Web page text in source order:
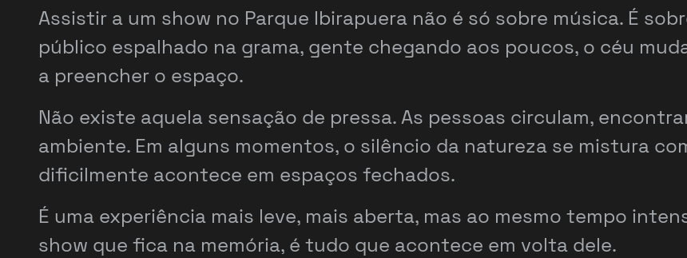
Assistir a um show no Parque Ibirapuera não é só sobre música. É
público espalhado na grama, gente chegando aos poucos, o céu
a preencher o espaço.
Não existe aquela sensação de pressa. As pessoas circulam,
ambiente. Em alguns momentos, o silêncio da natureza se mistura
dificilmente acontece em espaços fechados.
É uma experiência mais leve, mais aberta, mas ao mesmo tempo
show que fica na memória, é tudo que acontece em volta dele.